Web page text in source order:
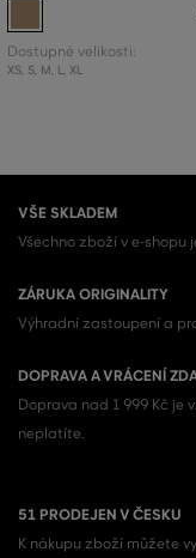
Dostupné velikosti:
XS, S, M, L, XL
VŠE SKLADEM
Všechno zboží v e-shopu
ZÁRUKA ORIGINALITY
Výhradní zastoupení a
DOPRAVA A VRÁCENÍ
Doprava nad 1 999 Kč je
neplatíte.
51 PRODEJEN V ČESKU
K nákupu zboží můžete